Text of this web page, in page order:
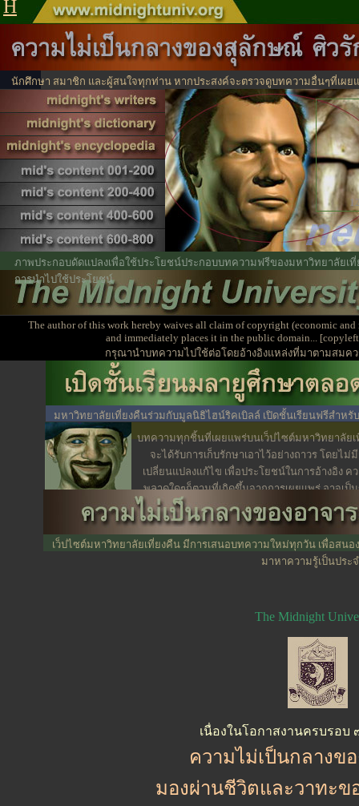
นักศึกษา สมาชิก และผู้สนใจทุกท่าน หากประสงค์จะตรวจดูบทความอื่นๆที่เผ
ได้จากตรงนี้ไปหน้าสา
The Midnight
เนื่องในโอกาสงานครบรอบ
ความไม่เป็นกลางข
มองผ่านชีวิตและวาทะข
H
ภาพประกอบดัดแปลงเพื่อใช้ประโยชน์ประกอบบทความฟรีของมหาวิทยาลัยเ
การนำไปใช้ประโยชน์
The author of this work hereby waives all claim of copyright (economic
and immediately places it in the public domain...
กรุณานำบทความไปใช้ต่อโดยอ้างอิงแหล่งที่มาตามสมคว
มหาวิทยาลัยเที่ยงคืนร่วมกับมูลนิธิไฮน์ริคเบิลล์ เปิดชั้นเรียนฟรีสำหรั
มลายูมุสลิมอย่างรอบด้
บทความทุกชิ้นที่เผยแพร่บนเว็ปไซต์มหาวิทยาลัย
จะได้รับการเก็บรักษาเอาไว้อย่างถาวร โดยไม่
เปลี่ยนแปลงแก้ไข เพื่อประโยชน์ในการอ้างอิง ค
พลาดใดๆก็ตามที่เกิดขึ้นจากการเผยแพร่ อาจเป็
เขียนหรือกองบรรณาธิการ ซึ่งเป็นเรื่องที่เกิดขึ้นไ
เจตนา
เว็ปไซต์มหาวิทยาลัยเที่ยงคืน มีการเสนอบทความใหม่ทุกวัน เพื่อสน
มาหาความรู้เป็นประ